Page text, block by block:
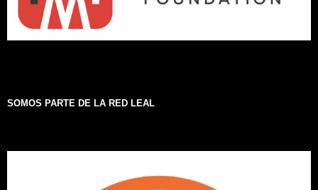
SOMOS PARTE DE LA RED LEAL